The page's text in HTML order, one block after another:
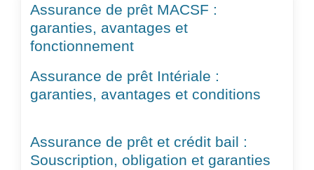
Assurance de prêt MACSF :
garanties, avantages et
fonctionnement
Assurance de prêt Intériale :
garanties, avantages et conditions
Assurance de prêt et crédit bail :
Souscription, obligation et garanties